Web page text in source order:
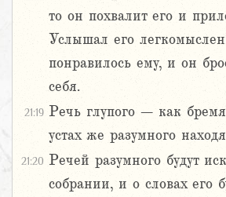
то он похвалит его и
Услышал его
понравилось ему, и он
себя.
21:19 Речь глупого – как
устах же разумного
21:20 Речей разумного будут
собрании, и о словах его